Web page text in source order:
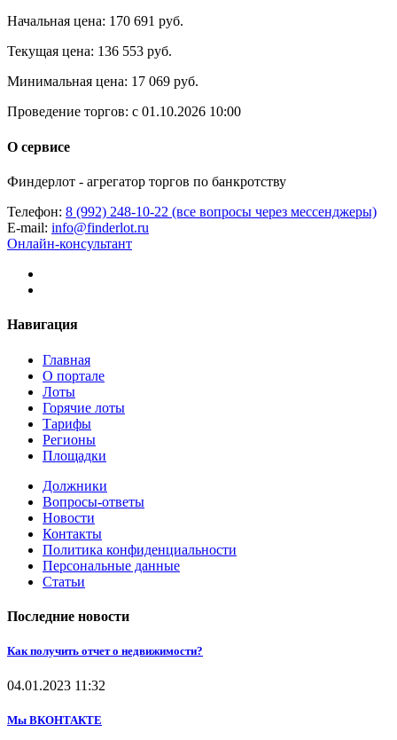
Начальная цена: 170 691 руб.
Текущая цена: 136 553 руб.
Минимальная цена: 17 069 руб.
Проведение торгов: с 01.10.2026 10:00
О сервисе
Финдерлот - агрегатор торгов по банкротству
Телефон: 8 (992) 248-10-22 (все вопросы через мессенджеры)
E-mail: info@finderlot.ru
Онлайн-консультант
Навигация
Главная
О портале
Лоты
Горячие лоты
Тарифы
Регионы
Площадки
Должники
Вопросы-ответы
Новости
Контакты
Политика конфиденциальности
Персональные данные
Статьи
Последние новости
Как получить отчет о недвижимости?
04.01.2023 11:32
Мы ВКОНТАКТЕ